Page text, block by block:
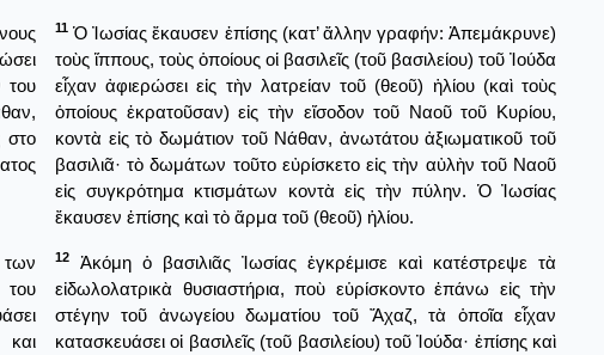
του
στο
11 Ὁ Ἰωσίας ἔκαυσεν ἐπίσης (κατ’ ἄλλην γραφήν: Ἀπεμάκρυνε)
τοὺς ἵππους, τοὺς ὁποίους οἱ βασιλεῖς (τοῦ βασιλείου) τοῦ Ἰούδα
εἶχαν ἀφιερώσει εἰς τὴν λατρείαν τοῦ (θεοῦ) ἡλίου (καὶ τοὺς
ὁποίους ἐκρατοῦσαν) εἰς τὴν εἴσοδον τοῦ Ναοῦ τοῦ Κυρίου,
κοντὰ εἰς τὸ δωμάτιον τοῦ Νάθαν, ἀνωτάτου ἀξιωματικοῦ τοῦ
βασιλιᾶ· τὸ δωμάτων τοῦτο εὐρίσκετο εἰς τὴν αὐλὴν τοῦ Ναοῦ
εἰς συγκρότημα κτισμάτων κοντὰ εἰς τὴν πύλην. Ὁ Ἰωσίας
ἔκαυσεν ἐπίσης καὶ τὸ ἅρμα τοῦ (θεοῦ) ἡλίου.
των
12
Ἀκόμη ὁ βασιλιᾶς Ἰωσίας ἐγκρέμισε καὶ κατέστρεψε τὰ
εἰδωλολατρικὰ θυσιαστήρια, ποὺ εὑρίσκοντο ἐπάνω εἰς τὴν
στέγην τοῦ ἀνωγείου δωματίου τοῦ Ἄχαζ, τὰ ὁποῖα εἶχαν
κατασκευάσει οἱ βασιλεῖς (τοῦ βασιλείου) τοῦ Ἰούδα· ἐπίσης καὶ